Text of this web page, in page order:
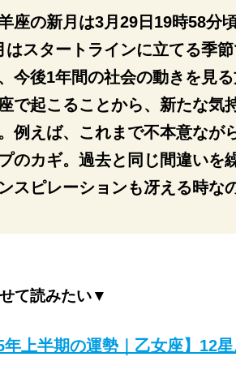
座の新月は3月29日19時58分
はスタートラインに立てる季
今後1年間の社会の動きを見
で起こることから、新たな気
例えば、これまで不本意なが
のカギ。過去と同じ間違いを
スピレーションも冴える時な
て読みたい▼
年上半期の運勢｜乙女座】12